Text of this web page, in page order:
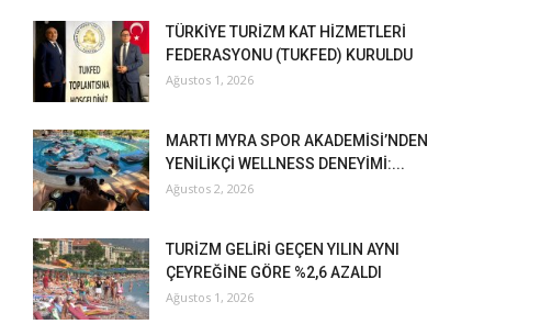
TÜRKİYE TURİZM KAT HİZMETLERİ
FEDERASYONU (TUKFED) KURULDU
Ağustos 1, 2026
MARTI MYRA SPOR AKADEMİSİ’NDEN
YENİLİKÇİ WELLNESS DENEYİMİ:...
Ağustos 2, 2026
TURİZM GELİRİ GEÇEN YILIN AYNI
ÇEYREĞİNE GÖRE %2,6 AZALDI
Ağustos 1, 2026